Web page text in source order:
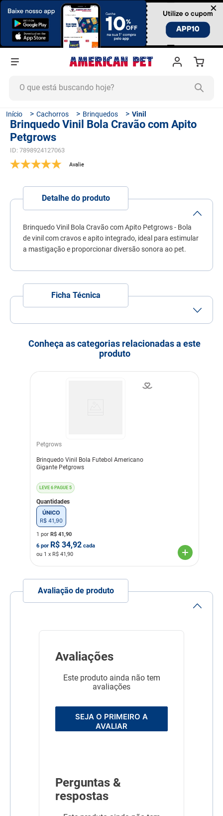
×
Cachorros Brinquedos Vinil
Brinquedo Vinil Bola Cravão com Apito
Petgrows
ID: 7898924127063
Detalhe do produto
Brinquedo Vinil Bola Cravão com Apito Petgrows - Bola
de vinil com cravos e apito integrado, ideal para estimular
a mastigação e proporcionar diversão sonora ao pet.
Ficha Técnica
Conheça as categorias relacionadas a este
produto
Petgrows
Brinquedo Vinil Bola Futebol Americano
Gigante Petgrows
LEVE 6 PAGUE 5
Quantidades
ÚNICO
R$ 41 90
1 por R$ 41,90
6 por R$ 34,92 cada
ou 1 x R$ 41,90
Avaliação de produto
Avaliações
Este produto ainda não tem
avaliações
SEJA O PRIMEIRO A
AVALIAR
Perguntas &
respostas
TERMOS MAIS BUSCADOS
1º
ração cachorro
6º
7º
quatree
8º
ração úmida
10º ração premier